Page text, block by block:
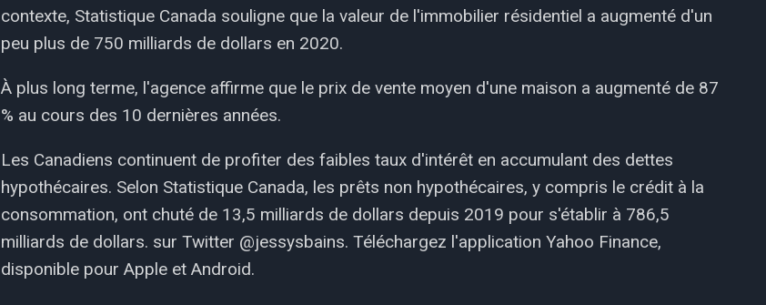
contexte, Statistique Canada souligne que la valeur de l'immobilier résidentiel a augmenté d'un
peu plus de 750 milliards de dollars en 2020.
À plus long terme, l'agence affirme que le prix de vente moyen d'une maison a augmenté de 87
% au cours des 10 dernières années.
Les Canadiens continuent de profiter des faibles taux d'intérêt en accumulant des dettes
hypothécaires. Selon Statistique Canada, les prêts non hypothécaires, y compris le crédit à la
consommation, ont chuté de 13,5 milliards de dollars depuis 2019 pour s'établir à 786,5
milliards de dollars. sur Twitter @jessysbains. Téléchargez l'application Yahoo Finance,
disponible pour Apple et Android.